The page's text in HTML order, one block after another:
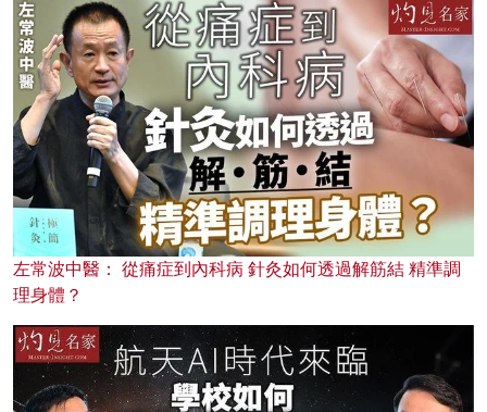
左常波中醫： 從痛症到內科病 針灸如何透過解筋結 精準調
理身體？